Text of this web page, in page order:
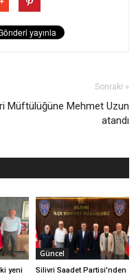
Sonraki »
Müftülüğüne Mehmet Uzun
atandı
yeni
Güncel
Silivri Saadet Partisi'nden